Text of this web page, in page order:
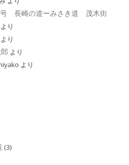
号 長崎の道ーみさき道 茂木街
より
より
より
より
(3)